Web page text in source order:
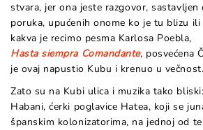
stvara, jer ona jeste razgovor, sastavljen
poruka, upućenih onome ko je tu blizu
kakva je recimo pesma Karlosa Poebla,
Hasta siempra Comandante, posvećena
je ovaj napustio Kubu i krenuo u večnost.
Zato su na Kubi ulica i muzika tako
Habani, ćerki poglavice Hatea, koji se
španskim kolonizatorima, na jednoj od